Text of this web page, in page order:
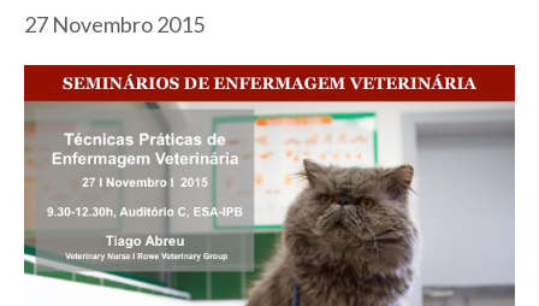
27 Novembro 2015